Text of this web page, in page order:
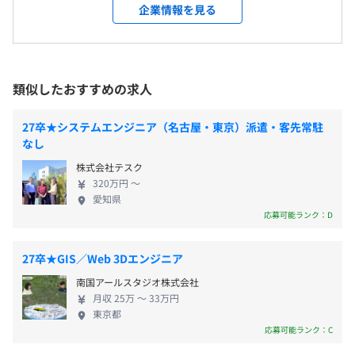
国内3拠点に各約40名、海外1拠点に10名が在籍していま
す。
男女比は、男性が約8割、女性が約2割。
3～4名のチームで開発をおこなっております。期間はプロ
ジェクトによって数カ月から1年程度とさまざまです。
雇用関係なし
規定の資格取得の際に報奨金の制度あり
メンター制度の有無
キャリアコンサルティング制度の有無及びその内容
社内検定等の制度の有無及びその内容
なし
前年度の有給休暇の平均取得日数
13.0日
前事業年度の育児休業取得者数／出産者数
ア開発の拡大を推進している点が特徴】 当社は、通
信インフラサービス開発／車載ソフトの開発・検証
／企業の業務系開発など、多岐にわたる開発を手が
り、5G関連や先進安全装置開発など、社会を豊かに
しているという実感を得られる仕事です。 【Dランク
学生も大歓迎！基礎から研修を実施！質問もしやす
い環境を整えています！】 ソフトウェア開発だから
と理系・文系、経験者・未経験者は関係ありませ
ん。 初心者でも入社後2カ月間の研修＋現場でのOJT
を通してスキルは身につきます。 研修は開発言語や
開発手法など価値ある内容で、全くの未経験者でも
に入った後も質問はいつでもOK！先輩たちの技術を
間近で吸収できます。 【フィリピンの拠点と共同プ
ロジェクトもあり「語学力を生かして働きたい！」
という人にはピッタリの会社です】 「グローバルな
仕事がしてみたい」「手に職をつけたい」「英語力
企業情報を見る
類似したおすすめの求人
27卒★システムエンジニア（名古屋・東京）派遣・客先常駐
なし
株式会社テスク
320万円 〜
愛知県
応募可能ランク：D
27卒★GIS／Web 3Dエンジニア
南国アールスタジオ株式会社
月収 25万 〜 33万円
東京都
応募可能ランク：C